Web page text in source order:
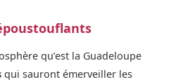
qu’est la Guadeloupe
qui sauront émerveiller les